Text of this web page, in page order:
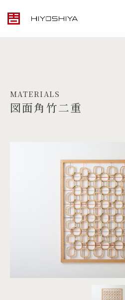
MATERIALS
PRODUCTS
ARTWORK
PROJECTS
MATERIALS
図面角竹二重